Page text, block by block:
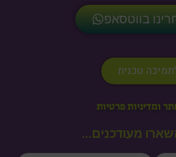
בווטסאפ
טכנית
ומדיניות פרטיות
מעודכנים...